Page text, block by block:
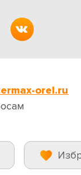
orel.ru